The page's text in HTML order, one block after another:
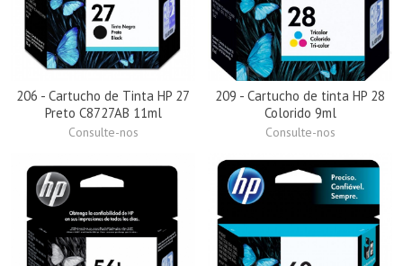
206 - Cartucho de Tinta HP 27
Preto C8727AB 11ml
Consulte-nos
209 - Cartucho de tinta HP 28
Colorido 9ml
Consulte-nos